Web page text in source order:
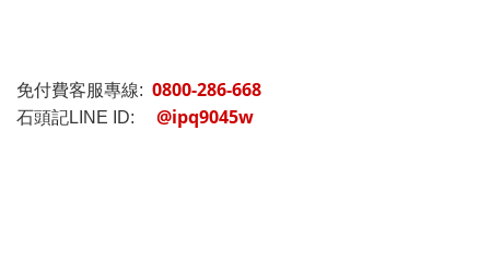
免付費客服專線: 0800-286-668
石頭記LINE ID: @ipq9045w